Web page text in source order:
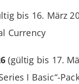
bis 16. März
Currency
(gültig bis 17.
I Basic“-